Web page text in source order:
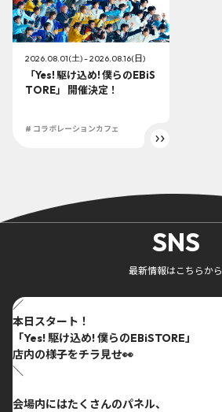
2026.08.01(土) - 2026.08.16(日)
「Yes! 駆け込め! 僕らのEBiS
TORE」 開催決定！
# コラボレーションカフェ
SNS
最新情報はこちらから
／
本日スタート！
「Yes! 駆け込め! 僕らのEBiSTORE」
店内の様子をチラ見せ👀
＼
会場内にはたくさんのパネル、